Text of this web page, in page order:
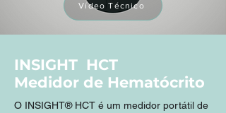
Vídeo Técnico
INSIGHT HCT
Medidor de Hematócrito
O INSIGHT® HCT é um medidor portátil de